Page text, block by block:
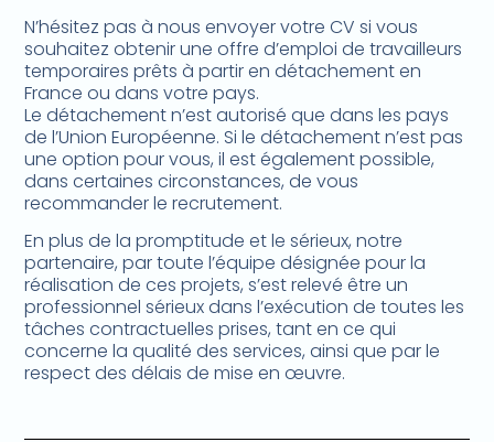
N’hésitez pas à nous envoyer votre CV si vous
souhaitez obtenir une offre d’emploi de travailleurs
temporaires prêts à partir en détachement en
France ou dans votre pays.
Le détachement n’est autorisé que dans les pays
de l’Union Européenne. Si le détachement n’est pas
une option pour vous, il est également possible,
dans certaines circonstances, de vous
recommander le recrutement.
En plus de la promptitude et le sérieux, notre
partenaire, par toute l’équipe désignée pour la
réalisation de ces projets, s’est relevé être un
professionnel sérieux dans l’exécution de toutes les
tâches contractuelles prises, tant en ce qui
concerne la qualité des services, ainsi que par le
respect des délais de mise en œuvre.